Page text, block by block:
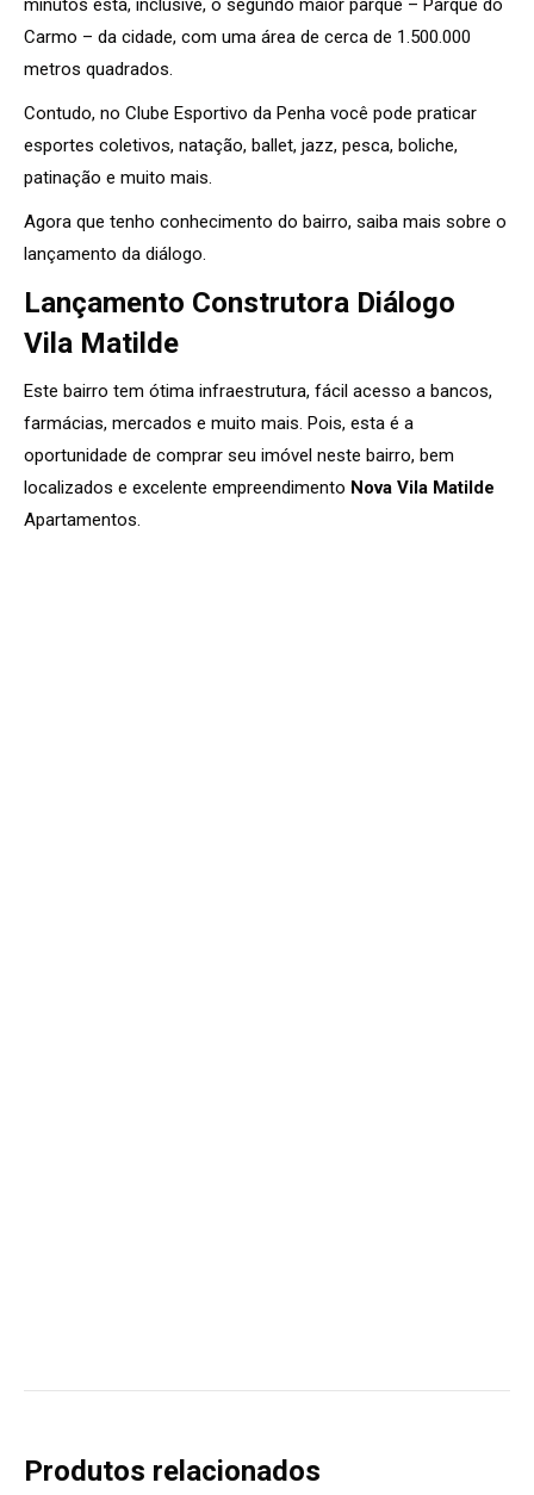
minutos está, inclusive, o segundo maior parque – Parque do
Carmo – da cidade, com uma área de cerca de 1.500.000
metros quadrados.
Contudo, no Clube Esportivo da Penha você pode praticar
esportes coletivos, natação, ballet, jazz, pesca, boliche,
patinação e muito mais.
Agora que tenho conhecimento do bairro, saiba mais sobre o
lançamento da diálogo.
Lançamento Construtora Diálogo
Vila Matilde
Este bairro tem ótima infraestrutura, fácil acesso a bancos,
farmácias, mercados e muito mais. Pois, esta é a
oportunidade de comprar seu imóvel neste bairro, bem
localizados e excelente empreendimento Nova Vila Matilde
Apartamentos.
Produtos relacionados